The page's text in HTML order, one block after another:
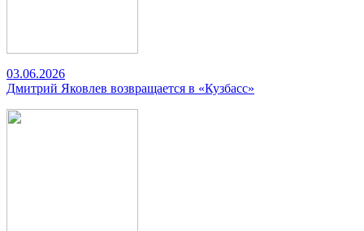
03.06.2026
Дмитрий Яковлев возвращается в «Кузбасс»